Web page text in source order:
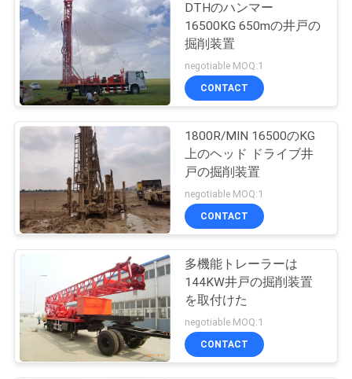
品
質
管
理
達
に
絡
し
て
DTHのハンマー
16500KG 650mの井戸の
掘削装置
negotiable MOQ:1
CONTACT
1800R/MIN 16500のKG
上のヘッド ドライブ井
戸の掘削装置
negotiable MOQ:1
CONTACT
多機能トレーラーは
144KW井戸の掘削装置
を取付けた
negotiable MOQ:1
CONTACT